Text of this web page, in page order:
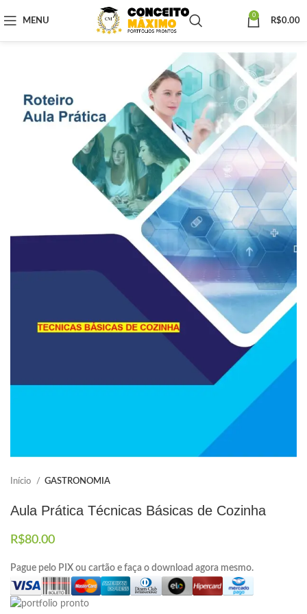
MENU
0
R$0.00
Início GASTRONOMIA
Aula Prática Técnicas Básicas de Cozinha
R$80.00
Pague pelo PIX ou cartão e faça o download agora mesmo.
Elaboramos os portfólios